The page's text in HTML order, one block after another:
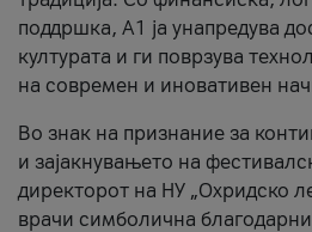
поддршка, A1 ја унапредува
културата и ги поврзува
на современ и иновативен
Во знак на признание за
и зајакнувањето на
директорот на НУ „Охридско
врачи симболична